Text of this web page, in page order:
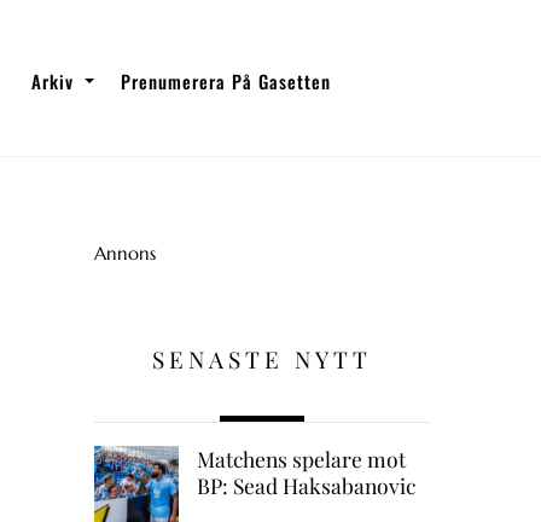
Arkiv Prenumerera På Gasetten
Annons
SENASTE NYTT
Matchens spelare mot
BP: Sead Haksabanovic